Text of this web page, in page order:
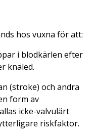
hos vuxna för att:
i blodkärlen efter
knäled.
(stroke) och andra
form av
icke-valvulärt
riskfaktor.